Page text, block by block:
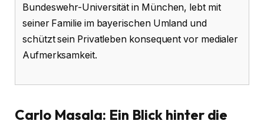
Bundeswehr-Universität in München, lebt mit
seiner Familie im bayerischen Umland und
schützt sein Privatleben konsequent vor medialer
Aufmerksamkeit.
Carlo Masala: Ein Blick hinter die